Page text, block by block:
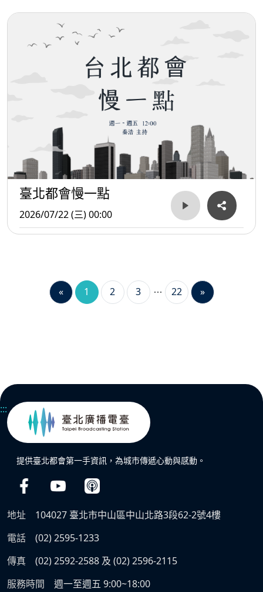
臺北都會慢一點
2026/07/22 (三) 00:00
« 1 2 3 22 »
:::
提供臺北都會第一手資訊，為城市傳遞心動與感動。
地址
104027 臺北市中山區中山北路3段62-2號4樓
電話
(02) 2595-1233
傳真
(02) 2592-2588 及 (02) 2596-2115
服務時間
週一至週五 9:00~18:00